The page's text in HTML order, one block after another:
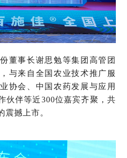
董事长谢思勉等集团高管团
与来自全国农业技术推广服
协会、中国农药发展与应用
伙伴等近300位嘉宾齐聚，共
震撼上市。